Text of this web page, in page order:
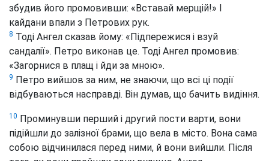
збудив його промовивши: «Вставай мерщій!» І
кайдани впали з Петрових рук.
8 Тоді Ангел сказав йому: «Підпережися і взуй
сандалії». Петро виконав це. Тоді Ангел промовив:
«Загорнися в плащ і йди за мною».
9 Петро вийшов за ним, не знаючи, що всі ці події
відбуваються насправді. Він думав, що бачить видіння.
10 Проминувши перший і другий пости варти, вони
підійшли до залізної брами, що вела в місто. Вона сама
собою відчинилася перед ними, й вони вийшли. Після